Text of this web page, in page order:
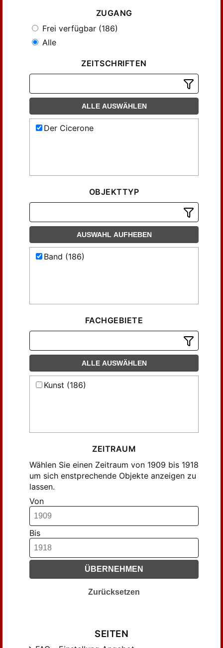
ZUGANG
Frei verfügbar (186)
Alle
ZEITSCHRIFTEN
ALLE AUSWÄHLEN
Der Cicerone
OBJEKTTYP
AUSWAHL AUFHEBEN
Band (186)
FACHGEBIETE
ALLE AUSWÄHLEN
Kunst (186)
ZEITRAUM
Wählen Sie einen Zeitraum von 1909 bis 1918
um sich enstprechende Objekte anzeigen zu
lassen.
Von
Bis
ÜBERNEHMEN
Zurücksetzen
SEITEN